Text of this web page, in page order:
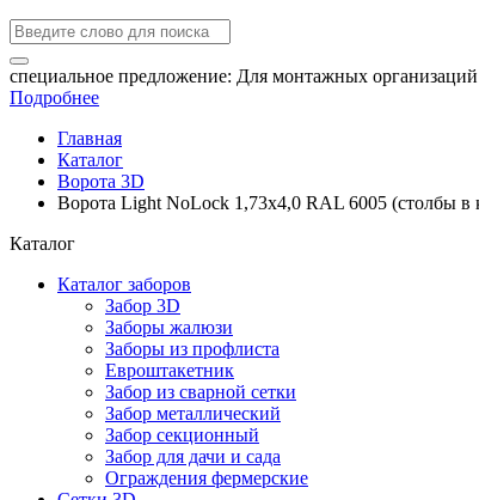
специальное предложение: Для монтажных
Подробнее
Главная
Каталог
Ворота 3D
Ворота Light NoLock 1,73х4,0 RAL 6005 (столбы в
Каталог
Каталог заборов
Забор 3D
Заборы жалюзи
Заборы из профлиста
Евроштакетник
Забор из сварной сетки
Забор металлический
Забор секционный
Забор для дачи и сада
Ограждения фермерские